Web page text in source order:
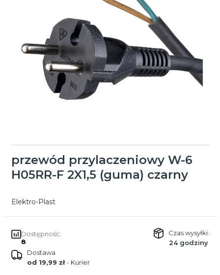
przewód przylaczeniowy W-6
H05RR-F 2X1,5 (guma) czarny
Elektro-Plast
Dostępność:
8
Czas wysyłki:
24 godziny
Dostawa
od 19,99 zł- Kurier